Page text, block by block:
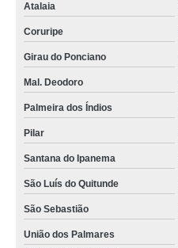
Atalaia
Coruripe
Girau do Ponciano
Mal. Deodoro
Palmeira dos Índios
Pilar
Santana do Ipanema
São Luís do Quitunde
São Sebastião
União dos Palmares